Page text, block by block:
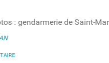
: gendarmerie de Saint-